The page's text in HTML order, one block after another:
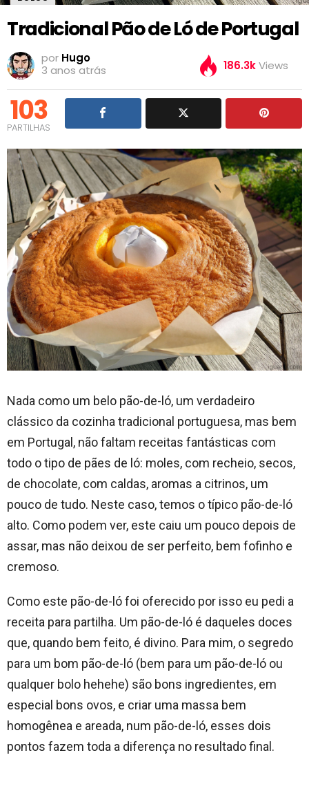
Tradicional Pão de Ló de Portugal
por Hugo
3 anos atrás
186.3kViews
103
PARTILHAS
Nada como um belo pão-de-ló, um verdadeiro
clássico da cozinha tradicional portuguesa, mas bem
em Portugal, não faltam receitas fantásticas com
todo o tipo de pães de ló: moles, com recheio, secos,
de chocolate, com caldas, aromas a citrinos, um
pouco de tudo. Neste caso, temos o típico pão-de-ló
alto. Como podem ver, este caiu um pouco depois de
assar, mas não deixou de ser perfeito, bem fofinho e
cremoso.
Como este pão-de-ló foi oferecido por isso eu pedi a
receita para partilha. Um pão-de-ló é daqueles doces
que, quando bem feito, é divino. Para mim, o segredo
para um bom pão-de-ló (bem para um pão-de-ló ou
qualquer bolo hehehe) são bons ingredientes, em
especial bons ovos, e criar uma massa bem
homogênea e areada, num pão-de-ló, esses dois
pontos fazem toda a diferença no resultado final.